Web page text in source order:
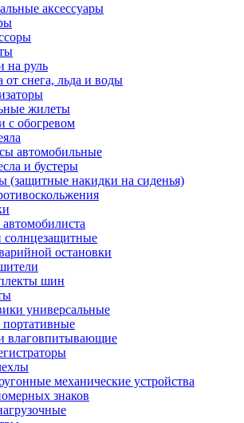
аксессуары
на руль
от снега, льда и воды
жилеты
с обогревом
автомобильные
и бустеры
(защитные накидки на сиденья)
остановки
шин
универсальные
влаговпитывающие
механические устройства
знаков